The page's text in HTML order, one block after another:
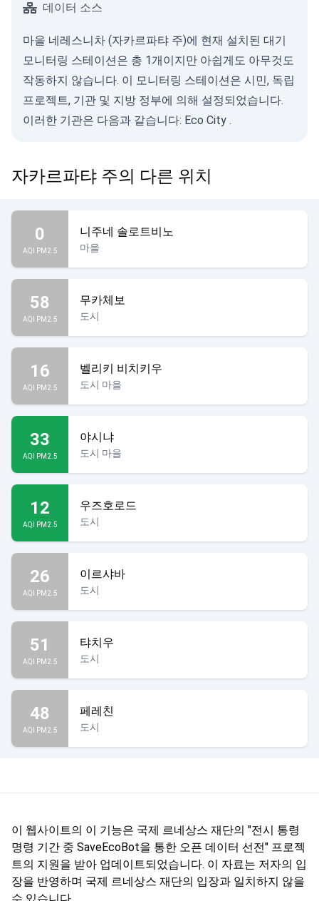
데이터 소스
마을 네레스니차 (자카르파탸 주)에 현재 설치된 대기
모니터링 스테이션은 총 1개이지만 아쉽게도 아무것도
작동하지 않습니다. 이 모니터링 스테이션은 시민, 독립
프로젝트, 기관 및 지방 정부에 의해 설정되었습니다.
이러한 기관은 다음과 같습니다: Eco City .
자카르파탸 주의 다른 위치
0
AQI PM2.5
니주네 솔로트비노
마을
58
AQI PM2.5
무카체보
도시
16
AQI PM2.5
벨리키 비치키우
도시 마을
33
AQI PM2.5
야시냐
도시 마을
12
AQI PM2.5
우즈호로드
도시
26
AQI PM2.5
이르샤바
도시
51
AQI PM2.5
탸치우
도시
48
AQI PM2.5
페레친
도시
이 웹사이트의 이 기능은 국제 르네상스 재단의 "전시 통령
명령 기간 중 SaveEcoBot을 통한 오픈 데이터 선전" 프로젝
트의 지원을 받아 업데이트되었습니다. 이 자료는 저자의 입
장을 반영하며 국제 르네상스 재단의 입장과 일치하지 않을